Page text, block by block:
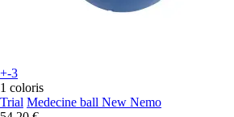
+-3
1 coloris
Trial Medecine ball New Nemo